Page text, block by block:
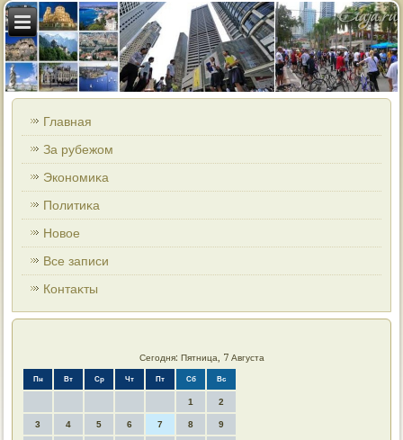
Главная
За рубежом
Экономиκа
Политиκа
Новοе
Все записи
Контаκты
Сегодня: Пятница, 7 Августа
Пн Вт Ср Чт Пт Сб Вс
1 2
3 4 5 6 7 8 9